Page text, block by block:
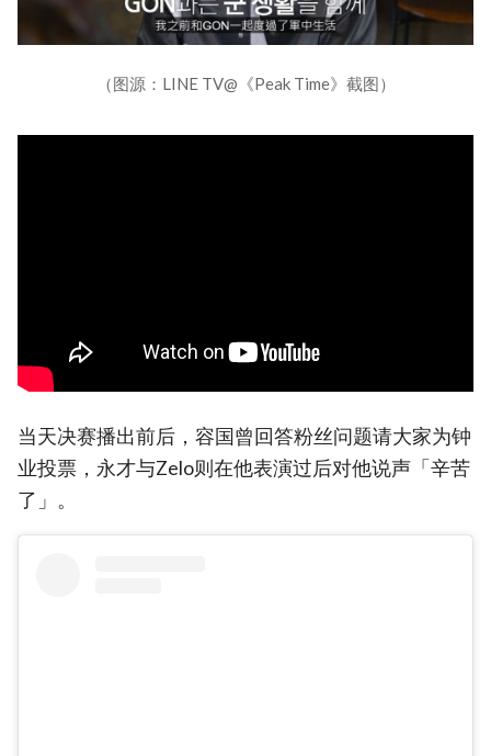
（图源：LINE TV@《Peak Time》截图）
当天决赛播出前后，容国曾回答粉丝问题请大家为钟
业投票，永才与Zelo则在他表演过后对他说声「辛苦
了」。